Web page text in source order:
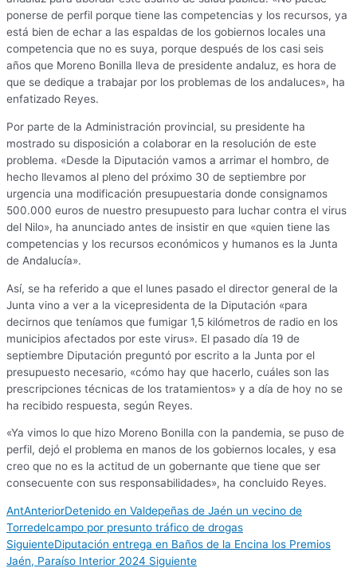
ponerse de perfil porque tiene las competencias y los recursos, ya
está bien de echar a las espaldas de los gobiernos locales una
competencia que no es suya, porque después de los casi seis
años que Moreno Bonilla lleva de presidente andaluz, es hora de
que se dedique a trabajar por los problemas de los andaluces», ha
enfatizado Reyes.
Por parte de la Administración provincial, su presidente ha
mostrado su disposición a colaborar en la resolución de este
problema. «Desde la Diputación vamos a arrimar el hombro, de
hecho llevamos al pleno del próximo 30 de septiembre por
urgencia una modificación presupuestaria donde consignamos
500.000 euros de nuestro presupuesto para luchar contra el virus
del Nilo», ha anunciado antes de insistir en que «quien tiene las
competencias y los recursos económicos y humanos es la Junta
de Andalucía».
Así, se ha referido a que el lunes pasado el director general de la
Junta vino a ver a la vicepresidenta de la Diputación «para
decirnos que teníamos que fumigar 1,5 kilómetros de radio en los
municipios afectados por este virus». El pasado día 19 de
septiembre Diputación preguntó por escrito a la Junta por el
presupuesto necesario, «cómo hay que hacerlo, cuáles son las
prescripciones técnicas de los tratamientos» y a día de hoy no se
ha recibido respuesta, según Reyes.
«Ya vimos lo que hizo Moreno Bonilla con la pandemia, se puso de
perfil, dejó el problema en manos de los gobiernos locales, y esa
creo que no es la actitud de un gobernante que tiene que ser
consecuente con sus responsabilidades», ha concluido Reyes.
AntAnteriorDetenido en Valdepeñas de Jaén un vecino de
Torredelcampo por presunto tráfico de drogas
SiguienteDiputación entrega en Baños de la Encina los Premios
Jaén, Paraíso Interior 2024 Siguiente